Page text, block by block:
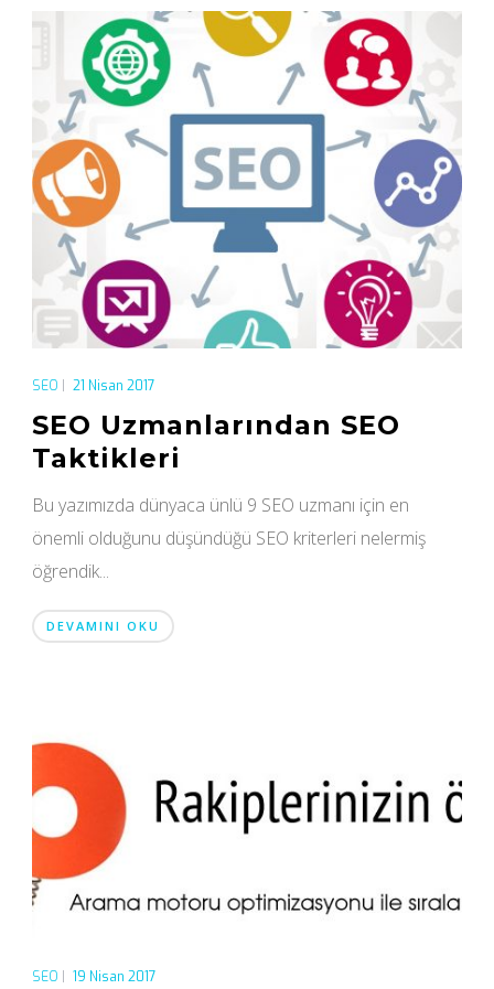
SEO 21 Nisan 2017
SEO Uzmanlarından SEO
Taktikleri
Bu yazımızda dünyaca ünlü 9 SEO uzmanı için en
önemli olduğunu düşündüğü SEO kriterleri nelermiş
öğrendik...
DEVAMINI OKU
SEO 19 Nisan 2017